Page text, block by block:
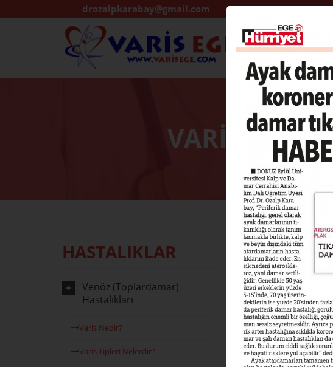
drozalpkarabay@gmail.com
VARİS
HASTALIKLAR
Venöz (Toplardamar)
Hastalıkları
Varis Nedir?
Varis Tipleri Nelerdir?